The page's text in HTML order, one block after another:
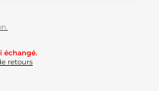
échangé.
retours